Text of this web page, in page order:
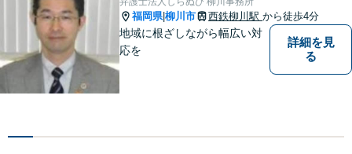
福岡県|柳川市 西鉄柳川駅 から徒歩4分
地域に根ざしながら幅広い対
応を
詳細を見
る